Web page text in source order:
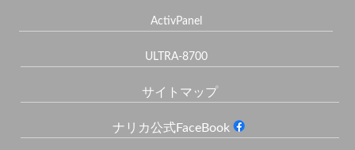
ActivPanel
ULTRA-8700
サイトマップ
ナリカ公式FaceBook